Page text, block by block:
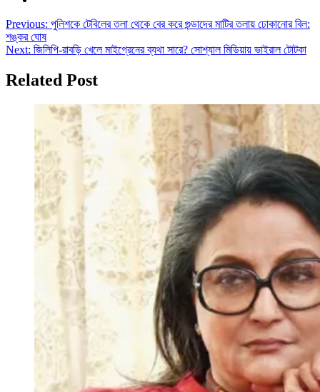
Post
navigation
Previous: পুলিশকে টেবিলের তলা থেকে বের করে গুন্ডাদের মাটির তলায় ঢোকানোর বিল:
শঙ্কর ঘোষ
Next: জিলিপি-রাবড়ি খেলে মাইগ্রেনের ব্যথা সারে? সোশ্যাল মিডিয়ায় ভাইরাল টোটকা
Related Post